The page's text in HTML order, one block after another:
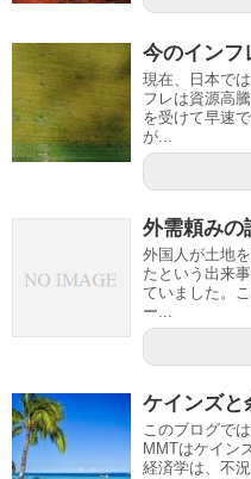
今のインフ
現在、日本で
フレは資源高
を受けて早速
が...
外需頼みの
外国人が土地
たという出来
ていました。
ー...
ケインズと
このブログで
MMTはケイン
経済学は、不